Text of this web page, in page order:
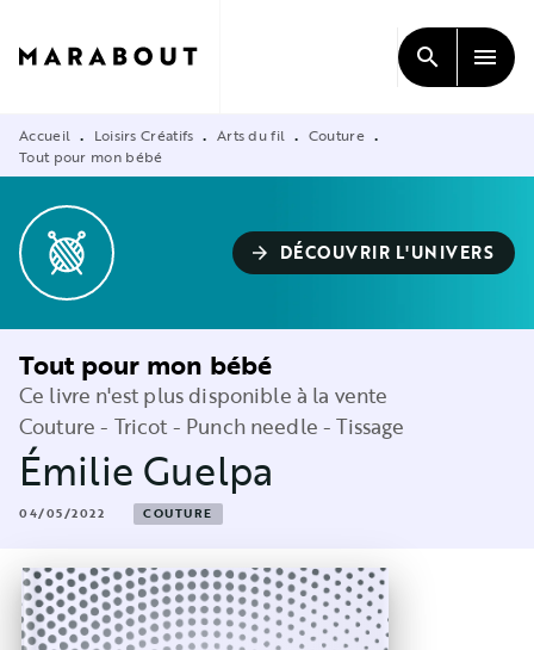
CONTENU
search menu
Accueil • Loisirs Créatifs • Arts du fil • Couture •
Tout pour mon bébé
arrow_forward DÉCOUVRIR L'UNIVERS
Tout pour mon bébé
Ce livre n'est plus disponible à la vente
Couture - Tricot - Punch needle - Tissage
Émilie Guelpa
04/05/2022 COUTURE